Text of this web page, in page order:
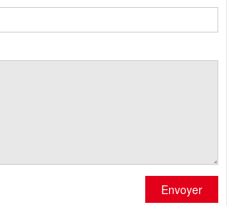
Envoyer